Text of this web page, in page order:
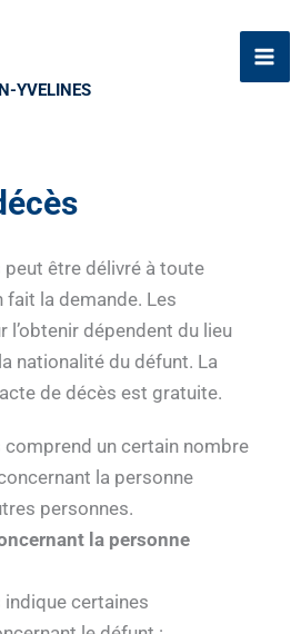
YVELINES
peut être délivré à toute
fait la demande. Les
l’obtenir dépendent du lieu
nationalité du défunt. La
de décès est gratuite.
comprend un certain nombre
la personne
personnes.
la personne
indique certaines